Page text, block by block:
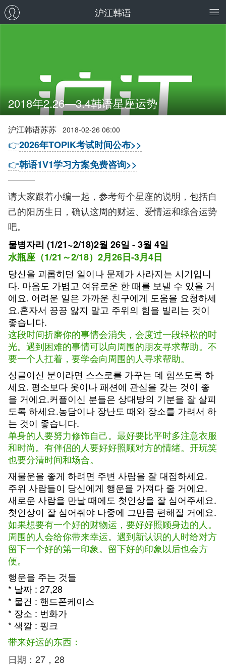
沪江韩语
2018年2.26—3.4韩语星座运势
沪江韩语苏苏 2018-02-26 06:00
👉2026年TOPIK考试时间公布>>
👉韩语1V1学习方案免费咨询>>
请大家跟着小编一起，参考每个星座的说明，包括自
己的阳历生日，确认这周的财运、爱情运和综合运势
吧。
물병자리 (1/21~2/18)2월 26일 - 3월 4일
水瓶座（1/21～2/18）2月26日-3月4日
당신을 괴롭히던 일이나 문제가 사라지는 시기입니
다. 마음도 가볍고 여유로운 한 때를 보낼 수 있을 거
에요. 어려운 일은 가까운 친구에게 도움을 요청하세
요.혼자서 끙끙 앓지 말고 주위의 힘을 빌리는 것이
좋습니다.
这段时间折磨你的事情会消失，会度过一段轻松的时
光。遇到困难的事情可以向周围的朋友寻求帮助。不
要一个人扛着，要学会向周围的人寻求帮助。
싱글이신 분이라면 스스로를 가꾸는 데 힘쓰도록 하
세요. 평소보다 옷이나 패션에 관심을 갖는 것이 좋
을 거에요.커플이신 분들은 상대방의 기분을 잘 살피
도록 하세요.농담이나 장난도 때와 장소를 가려서 하
는 것이 좋습니다.
单身的人要努力修饰自己。最好要比平时多注意衣服
和时尚。有伴侣的人要好好照顾对方的情绪。开玩笑
也要分清时间和场合。
재물운을 좋게 하려면 주변 사람을 잘 대접하세요.
주위 사람들이 당신에게 행운을 가져다 줄 거에요.
새로운 사람을 만날 때에도 첫인상을 잘 심어주세요.
첫인상이 잘 심어줘야 나중에 그만큼 편해질 거에요.
如果想要有一个好的财物运，要好好照顾身边的人。
周围的人会给你带来幸运。遇到新认识的人时给对方
留下一个好的第一印象。留下好的印象以后也会方
便。
행운을 주는 것들
* 날짜 : 27,28
* 물건 : 핸드폰케이스
* 장소 : 번화가
* 색깔 : 핑크
带来好运的东西：
日期：27，28